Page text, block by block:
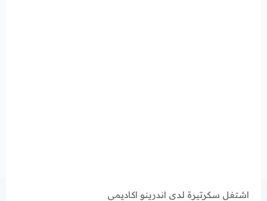
اشتغل سكرتيرة لدى اندرينو اكاديمى